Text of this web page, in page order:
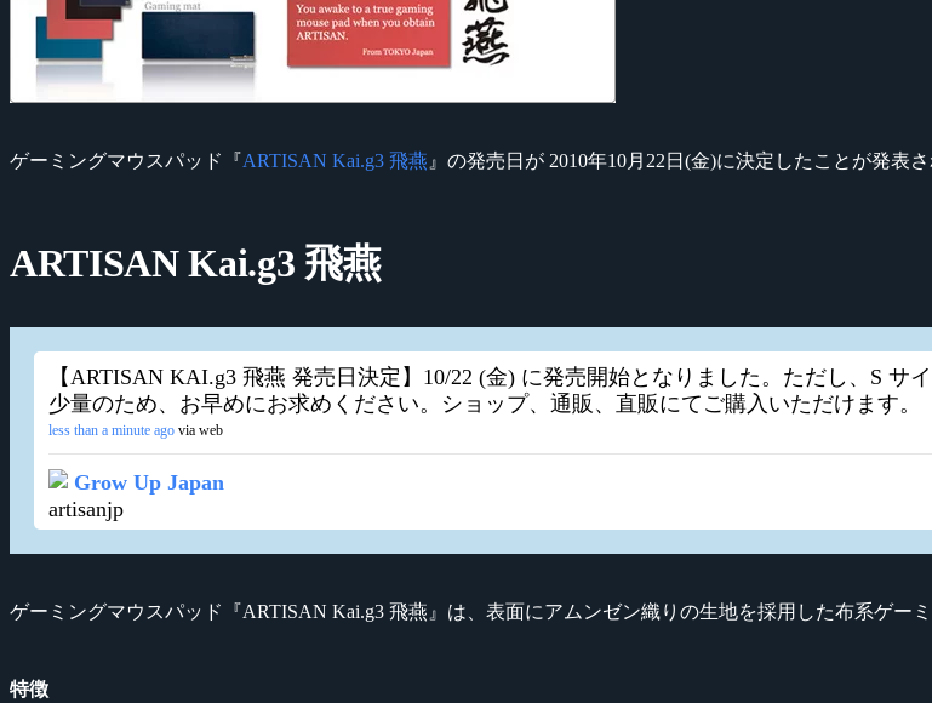
ゲーミングマウスパッド『ARTISAN Kai.g3 飛燕 』の発売日が 2010年10月22日(金)に決定したことが発表さ
ARTISAN Kai.g3 飛燕
【ARTISAN KAI.g3 飛燕 発売日決定】10/22 (金) に発売開始となりました。ただし、S
少量のため、お早めにお求めください。ショップ、通販、直販にてご購入いただけます。
less than a minute ago via web
Grow Up Japan
artisanjp
ゲーミングマウスパッド『ARTISAN Kai.g3 飛燕』は、表面にアムンゼン織りの生地を採用した布系ゲー
特徴